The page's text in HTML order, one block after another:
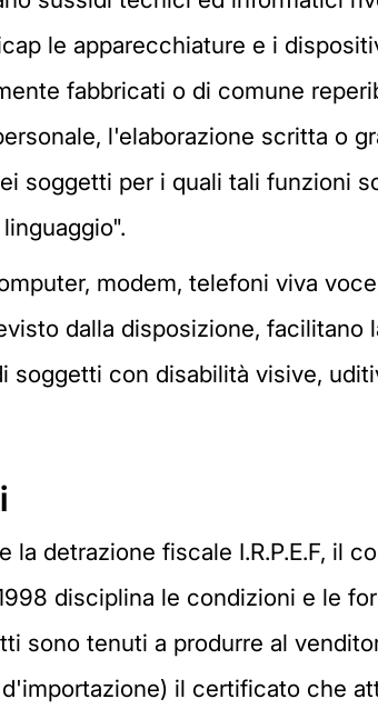
le apparecchiature e i
fabbricati o di comune
l'elaborazione scritta o
soggetti per i quali tali funzioni
modem, telefoni viva
dalla disposizione, facilitano
con disabilità visive,
detrazione fiscale I.R.P.E.F, il
disciplina le condizioni e le
sono tenuti a produrre al
il certificato che